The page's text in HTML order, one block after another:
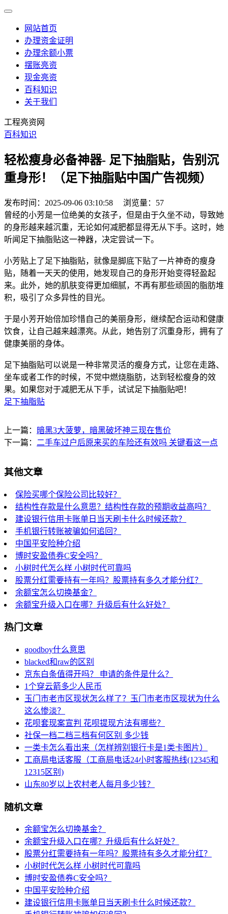
网站首页
办理资金证明
办理余额小票
摆账亮资
现金亮资
百科知识
关于我们
工程亮资网
百科知识
轻松瘦身必备神器- 足下抽脂贴，告别沉
重身形！（足下抽脂贴中国广告视频）
发布时间：2025-09-06 03:10:58
浏览量：57
曾经的小芳是一位绝美的女孩子，但是由于久坐不动，导致她
的身形越来越沉重，无论如何减肥都显得无从下手。这时，她
听闻足下抽脂贴这一神器，决定尝试一下。
小芳贴上了足下抽脂贴，就像是脚底下贴了一片神奇的瘦身
贴，随着一天天的使用，她发现自己的身形开始变得轻盈起
来。此外，她的肌肤变得更加细腻，不再有那些顽固的脂肪堆
积，吸引了众多异性的目光。
于是小芳开始倍加珍惜自己的美丽身形，继续配合运动和健康
饮食，让自己越来越漂亮。从此，她告别了沉重身形，拥有了
健康美丽的身体。
足下抽脂贴可以说是一种非常灵活的瘦身方式，让您在走路、
坐车或者工作的时候，不觉中燃烧脂肪，达到轻松瘦身的效
果。如果您对于减肥无从下手，试试足下抽脂贴吧！
足下抽脂贴
上一篇：
暗黑3大菠萝，暗黑破坏神三现在售价
下一篇： 二手车过户后原来买的车险还有效吗 关键看这一点
其他文章
保险买哪个保险公司比较好？
结构性存款是什么意思？结构性存款的预期收益高吗？
建设银行信用卡账单日当天刷卡什么时候还款？
手机银行转账被骗如何追回？
中国平安险种介绍
博时安盈债券C安全吗？
小树时代怎么样 小树时代可靠吗
股票分红需要持有一年吗？股票持有多久才能分红？
余额宝怎么切换基金？
余额宝升级入口在哪？升级后有什么好处？
热门文章
goodboy什么意思
blacked和raw的区别
京东白条值得开吗？ 申请的条件是什么？
1个穿云箭多少人民币
玉门市老市区现状怎么样了？玉门市老市区现状为什么
这么惨淡？
花呗套现案宣判 花呗提现方法有哪些？
社保一档二档三档有何区别 多少钱
一类卡怎么看出来（怎样辨别银行卡是1类卡图片）
工商局电话客服（工商局电话24小时客服热线(12345和
12315区别)
山东80岁以上农村老人每月多少钱？
随机文章
余额宝怎么切换基金？
余额宝升级入口在哪？升级后有什么好处？
股票分红需要持有一年吗？股票持有多久才能分红？
小树时代怎么样 小树时代可靠吗
博时安盈债券C安全吗？
中国平安险种介绍
建设银行信用卡账单日当天刷卡什么时候还款？